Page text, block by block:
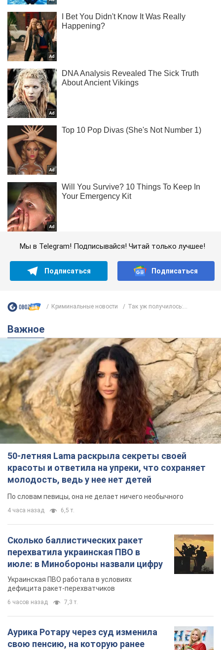
Мы в Telegram! Подписывайся! Читай только лучшее!
Подписаться Подписаться
Криминальные новости Так уж получилось:...
Важное
50-летняя Lama раскрыла секреты своей
красоты и ответила на упреки, что сохраняет
молодость, ведь у нее нет детей
По словам певицы, она не делает ничего необычного
4 часа назад 6,5 т.
Сколько баллистических ракет
перехватила украинская ПВО в
июле: в Минобороны назвали цифру
Украинская ПВО работала в условиях
дефицита ракет-перехватчиков
6 часов назад 7,3 т.
Аурика Ротару через суд изменила
свою пенсию, на которую ранее